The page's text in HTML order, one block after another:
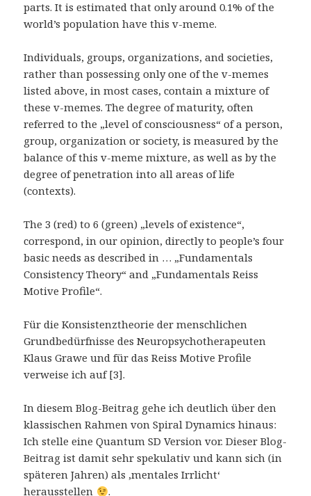
parts. It is estimated that only around 0.1% of the
world’s population have this v-meme.
Individuals, groups, organizations, and societies,
rather than possessing only one of the v-memes
listed above, in most cases, contain a mixture of
these v-memes. The degree of maturity, often
referred to the „level of consciousness“ of a person,
group, organization or society, is measured by the
balance of this v-meme mixture, as well as by the
degree of penetration into all areas of life
(contexts).
The 3 (red) to 6 (green) „levels of existence“,
correspond, in our opinion, directly to people’s four
basic needs as described in … „Fundamentals
Consistency Theory“ and „Fundamentals Reiss
Motive Profile“.
Für die Konsistenztheorie der menschlichen
Grundbedürfnisse des Neuropsychotherapeuten
Klaus Grawe und für das Reiss Motive Profile
verweise ich auf [3].
In diesem Blog-Beitrag gehe ich deutlich über den
klassischen Rahmen von Spiral Dynamics hinaus:
Ich stelle eine Quantum SD Version vor. Dieser Blog-
Beitrag ist damit sehr spekulativ und kann sich (in
späteren Jahren) als ‚mentales Irrlicht‘
herausstellen
.